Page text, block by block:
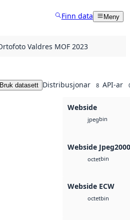
Finn data Meny
Valdres MOF 2023
Bruk datasett Distribusjonar 8 API-ar
Webside
jpegbin
Webside Jpeg2000
octetbin
Webside ECW
octetbin